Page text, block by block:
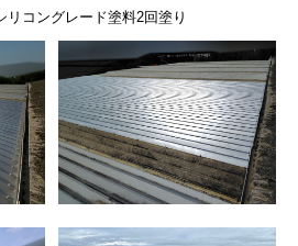
リコングレード塗料2回塗り